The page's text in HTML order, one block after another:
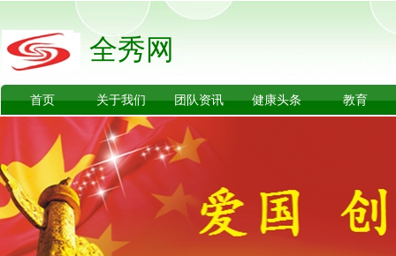
全秀网
首页 关于我们 团队资讯 健康头条 教育